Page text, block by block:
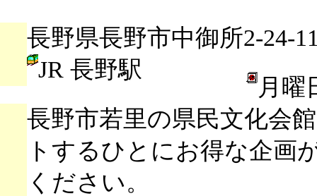
長野県長野市中御所2-24-
JR 長野駅
月曜
長野市若里の県民文化会
トするひとにお得な企画
ください。